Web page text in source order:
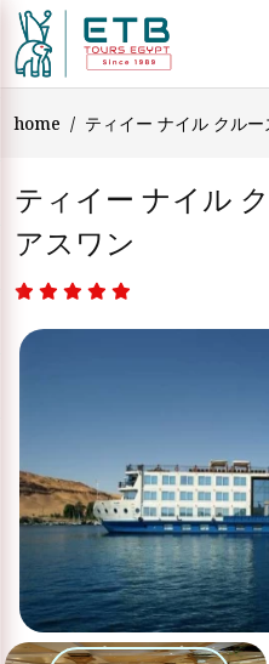
home ティイー ナイル クル
ティイー ナイル
アスワン